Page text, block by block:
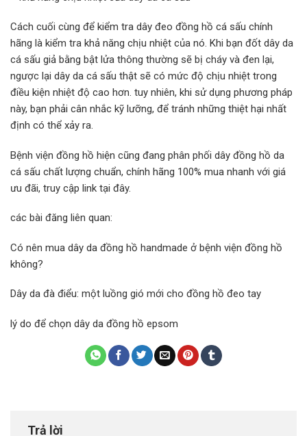
Cách cuối cùng để kiểm tra dây đeo đồng hồ cá sấu chính
hãng là kiểm tra khả năng chịu nhiệt của nó. Khi bạn đốt dây da
cá sấu giả bằng bật lửa thông thường sẽ bị cháy và đen lại,
ngược lại dây da cá sấu thật sẽ có mức độ chịu nhiệt trong
điều kiện nhiệt độ cao hơn. tuy nhiên, khi sử dụng phương pháp
này, bạn phải cân nhắc kỹ lưỡng, để tránh những thiệt hại nhất
định có thể xảy ra.
Bệnh viện đồng hồ hiện cũng đang phân phối dây đồng hồ da
cá sấu chất lượng chuẩn, chính hãng 100% mua nhanh với giá
ưu đãi, truy cập link tại đây.
các bài đăng liên quan:
Có nên mua dây da đồng hồ handmade ở bệnh viện đồng hồ
không?
Dây da đà điểu: một luồng gió mới cho đồng hồ đeo tay
lý do để chọn dây da đồng hồ epsom
Trả lời